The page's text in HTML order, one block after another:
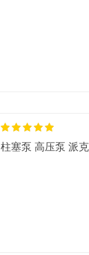
柱塞泵 高压泵 派